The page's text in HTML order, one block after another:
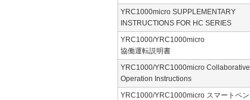
YRC1000micro SUPPLEMENTARY
INSTRUCTIONS FOR HC SERIES
YRC1000/YRC1000micro
協働運転説明書
YRC1000/YRC1000micro Collaborative
Operation Instructions
YRC1000/YRC1000micro スマートペン